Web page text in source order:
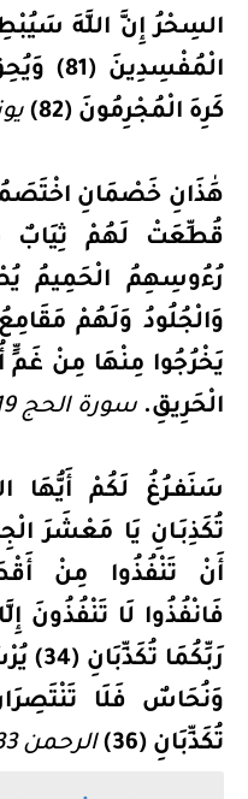
السِحْرُ إِنَّ اللَّهَ
كَرِهَ الْمُجْرِمُونَ (82)
هَٰذَانِ خَصْمَانِ
قُطِّعَتْ لَهُمْ ثِيَابٌ
رُءُوسِهِمُ الْحَمِيمُ
وَالْجُلُودُ وَلَهُمْ
يَخْرُجُوا مِنْهَا مِنْ غَمٍّ
الْحَرِيقِ. سورة الحج 19-22
سَنَفـرُغُ لَكُمْ أَيُّهَا
تُكَذِبَـانِ يَا مَعْشَرَ
أَنْ تَنْفُذُوا مِنْ
تُكَذِّبَانِ (36)
الرحمن 33-36.